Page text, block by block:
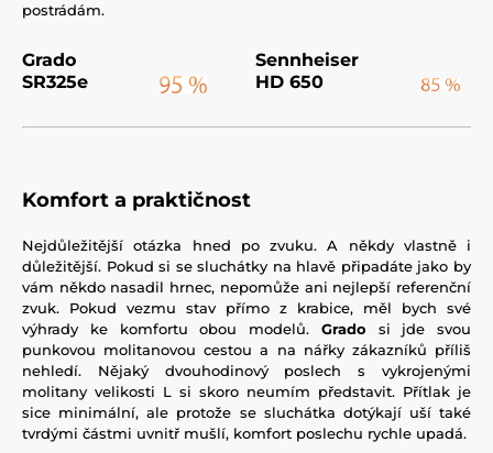
postrádám.
Grado
SR325e
Sennheiser
HD 650
Komfort a praktičnost
Nejdůležitější otázka hned po zvuku. A někdy vlastně i
důležitější. Pokud si se sluchátky na hlavě připadáte jako by
vám někdo nasadil hrnec, nepomůže ani nejlepší referenční
zvuk. Pokud vezmu stav přímo z krabice, měl bych své
výhrady ke komfortu obou modelů. Grado si jde svou
punkovou molitanovou cestou a na nářky zákazníků příliš
nehledí. Nějaký dvouhodinový poslech s vykrojenými
molitany velikosti L si skoro neumím představit. Přítlak je
sice minimální, ale protože se sluchátka dotýkají uší také
tvrdými částmi uvnitř mušlí, komfort poslechu rychle upadá.